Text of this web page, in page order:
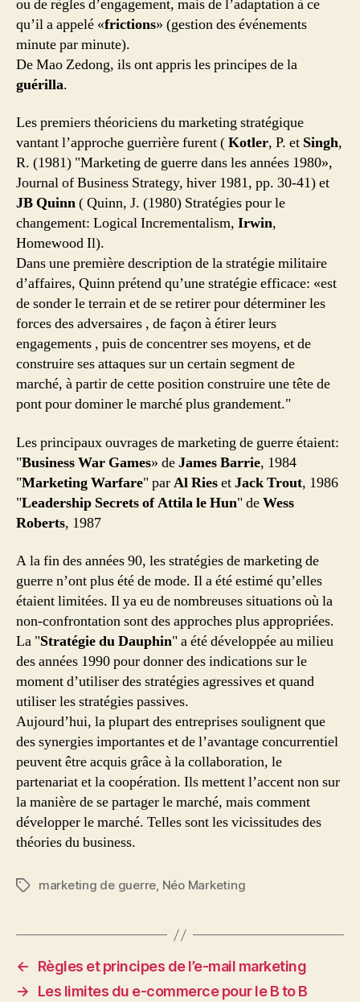
ou de règles d’engagement, mais de l’adaptation à ce
qu’il a appelé «frictions» (gestion des événements
minute par minute).
De Mao Zedong, ils ont appris les principes de la
guérilla.
Les premiers théoriciens du marketing stratégique
vantant l’approche guerrière furent (Kotler, P. et Singh,
R. (1981) "Marketing de guerre dans les années 1980»,
Journal of Business Strategy, hiver 1981, pp. 30-41) et
JB Quinn( Quinn, J. (1980) Stratégies pour le
changement: Logical Incrementalism, Irwin,
Homewood Il).
Dans une première description de la stratégie militaire
d’affaires, Quinn prétend qu’une stratégie efficace: «est
de sonder le terrain et de se retirer pour déterminer les
forces des adversaires , de façon à étirer leurs
engagements , puis de concentrer ses moyens, et de
construire ses attaques sur un certain segment de
marché, à partir de cette position construire une tête de
pont pour dominer le marché plus grandement."
Les principaux ouvrages de marketing de guerre étaient:
"Business War Games» deJames Barrie, 1984
"Marketing Warfare" parAl RiesetJack Trout, 1986
"Leadership Secrets of Attila le Hun" deWess
Roberts, 1987
A la fin des années 90, les stratégies de marketing de
guerre n’ont plus été de mode. Il a été estimé qu’elles
étaient limitées. Il ya eu de nombreuses situations où la
non-confrontation sont des approches plus appropriées.
La "Stratégie du Dauphin" a été développée au milieu
des années 1990 pour donner des indications sur le
moment d’utiliser des stratégies agressives et quand
utiliser les stratégies passives.
Aujourd’hui, la plupart des entreprises soulignent que
des synergies importantes et de l’avantage concurrentiel
peuvent être acquis grâce à la collaboration, le
partenariat et la coopération. Ils mettent l’accent non sur
la manière de se partager le marché, mais comment
développer le marché. Telles sont les vicissitudes des
théories du business.
Étiquettes
marketing de guerre, Néo Marketing
←
Règles et principes de l’e-mail marketing
→
Les limites du e-commerce pour le B to B